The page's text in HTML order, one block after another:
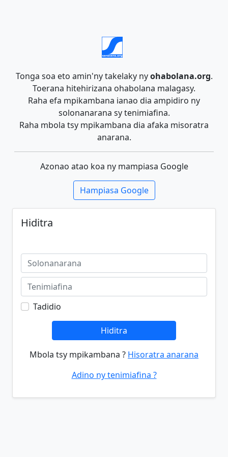
Tonga soa eto amin'ny takelaky nyohabolana.org.
Toerana hitehirizana ohabolana malagasy.
Raha efa mpikambana ianao dia ampidiro ny
solonanarana sy tenimiafina.
Raha mbola tsy mpikambana dia afaka misoratra
anarana.
Azonao atao koa ny mampiasa Google
Hampiasa Google
Hiditra
Tadidio
Hiditra
Mbola tsy mpikambana ? Hisoratra anarana
Adino ny tenimiafina ?